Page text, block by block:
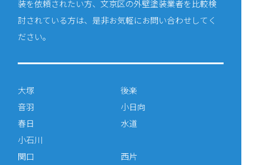
装を依頼されたい方、文京区の外壁塗装業者を比較検
討されている方は、是非お気軽にお問い合わせしてく
ださい。
大塚
音羽
春日
小石川
後楽
小日向
水道
関口
西片